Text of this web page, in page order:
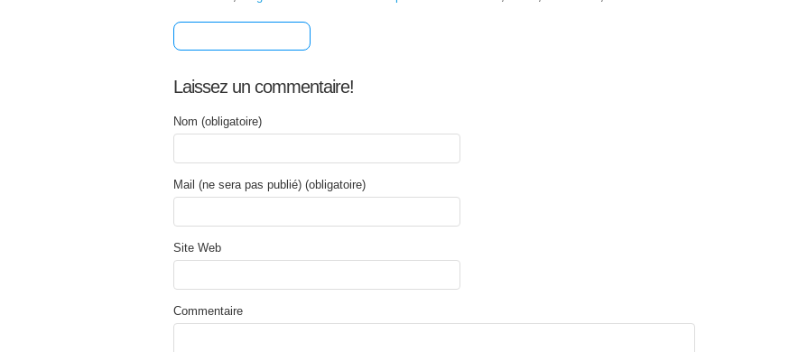
Laissez un commentaire!
Nom (obligatoire)
Mail (ne sera pas publié) (obligatoire)
Site Web
Commentaire